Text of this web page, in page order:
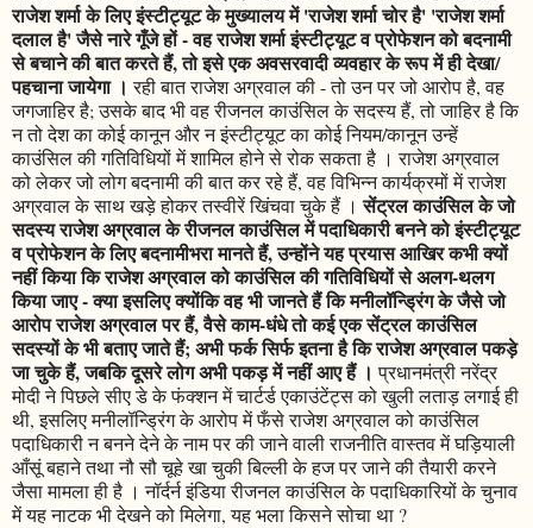
राजेश शर्मा के लिए इंस्टीट्यूट के मुख्यालय में 'राजेश शर्मा चोर है' 'राजेश शर्मा
दलाल है' जैसे नारे गूँजे हों - वह राजेश शर्मा इंस्टीट्यूट व प्रोफेशन को बदनामी
से बचाने की बात करते हैं, तो इसे एक अवसरवादी व्यवहार के रूप में ही देखा/
पहचाना जायेगा । रही बात राजेश अग्रवाल की - तो उन पर जो आरोप है, वह
जगजाहिर है; उसके बाद भी वह रीजनल काउंसिल के सदस्य हैं, तो जाहिर है कि
न तो देश का कोई कानून और न इंस्टीट्यूट का कोई नियम/कानून उन्हें
काउंसिल की गतिविधियों में शामिल होने से रोक सकता है । राजेश अग्रवाल
को लेकर जो लोग बदनामी की बात कर रहे हैं, वह विभिन्न कार्यक्रमों में राजेश
अग्रवाल के साथ खड़े होकर तस्वीरें खिंचवा चुके हैं ।सेंट्रल काउंसिल के जो
सदस्य राजेश अग्रवाल के रीजनल काउंसिल में पदाधिकारी बनने को इंस्टीट्यूट
व प्रोफेशन के लिए बदनामीभरा मानते हैं, उन्होंने यह प्रयास आखिर कभी क्यों
नहीं किया कि राजेश अग्रवाल को काउंसिल की गतिविधियों से अलग-थलग
किया जाए - क्या इसलिए क्योंकि वह भी जानते हैं कि मनीलॉन्ड्रिंग के जैसे जो
आरोप राजेश अग्रवाल पर हैं, वैसे काम-धंधे तो कई एक सेंट्रल काउंसिल
सदस्यों के भी बताए जाते हैं; अभी फर्क सिर्फ इतना है कि राजेश अग्रवाल पकड़े
जा चुके हैं, जबकि दूसरे लोग अभी पकड़ में नहीं आए हैं । प्रधानमंत्री नरेंद्र
मोदी ने पिछले सीए डे के फंक्शन में चार्टर्ड एकाउंटेंट्स को खुली लताड़ लगाई ही
थी, इसलिए मनीलॉन्ड्रिंग के आरोप में फँसे राजेश अग्रवाल को काउंसिल
पदाधिकारी न बनने देने के नाम पर की जाने वाली राजनीति वास्तव में घड़ियाली
आँसूं बहाने तथा नौ सौ चूहे खा चुकी बिल्ली के हज पर जाने की तैयारी करने
जैसा मामला ही है । नॉर्दर्न इंडिया रीजनल काउंसिल के पदाधिकारियों के चुनाव
में यह नाटक भी देखने को मिलेगा, यह भला किसने सोचा था ?